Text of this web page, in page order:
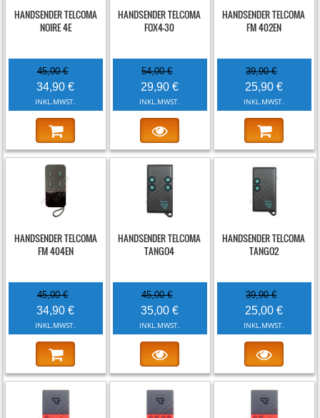
HANDSENDER TELCOMA
NOIRE 4E
45,00 €
34,90 €
INKL.MWST.
HANDSENDER TELCOMA
FOX4-30
54,00 €
29,90 €
INKL.MWST.
HANDSENDER TELCOMA
FM 402EN
39,90 €
25,90 €
INKL.MWST.
HANDSENDER TELCOMA
FM 404EN
45,00 €
34,90 €
INKL.MWST.
HANDSENDER TELCOMA
TANGO4
45,00 €
35,00 €
INKL.MWST.
HANDSENDER TELCOMA
TANGO2
39,90 €
25,00 €
INKL.MWST.